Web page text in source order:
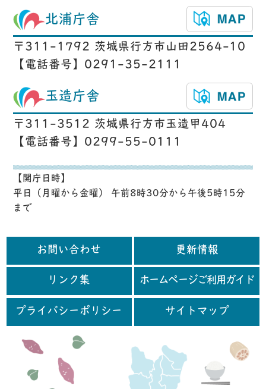
北浦庁舎
〒311-1792 茨城県行方市山田2564-10
【電話番号】0291-35-2111
玉造庁舎
〒311-3512 茨城県行方市玉造甲404
【電話番号】0299-55-0111
【開庁日時】
平日（月曜から金曜） 午前8時30分から午後5時15分
まで
お問い合わせ 更新情報
リンク集 ホームページご利用ガイド
プライバシーポリシー サイトマップ